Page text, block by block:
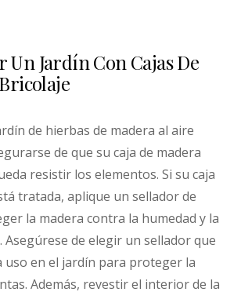
Un Jardín Con Cajas De
de hierbas de madera al aire
de que su caja de madera
resistir los elementos. Si su caja
tratada, aplique un sellador de
la madera contra la humedad y la
Asegúrese de elegir un sellador que
uso en el jardín para proteger la
Además, revestir el interior de la